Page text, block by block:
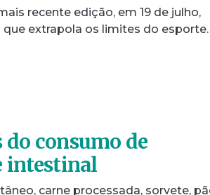
recente edição, em 19 de julho,
extrapola os limites do esporte.
consumo de
intestinal
carne processada, sorvete,